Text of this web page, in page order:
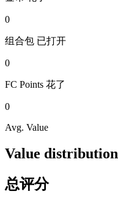
0
组合包 已打开
0
FC Points 花了
0
Avg. Value
Value distribution
总评分